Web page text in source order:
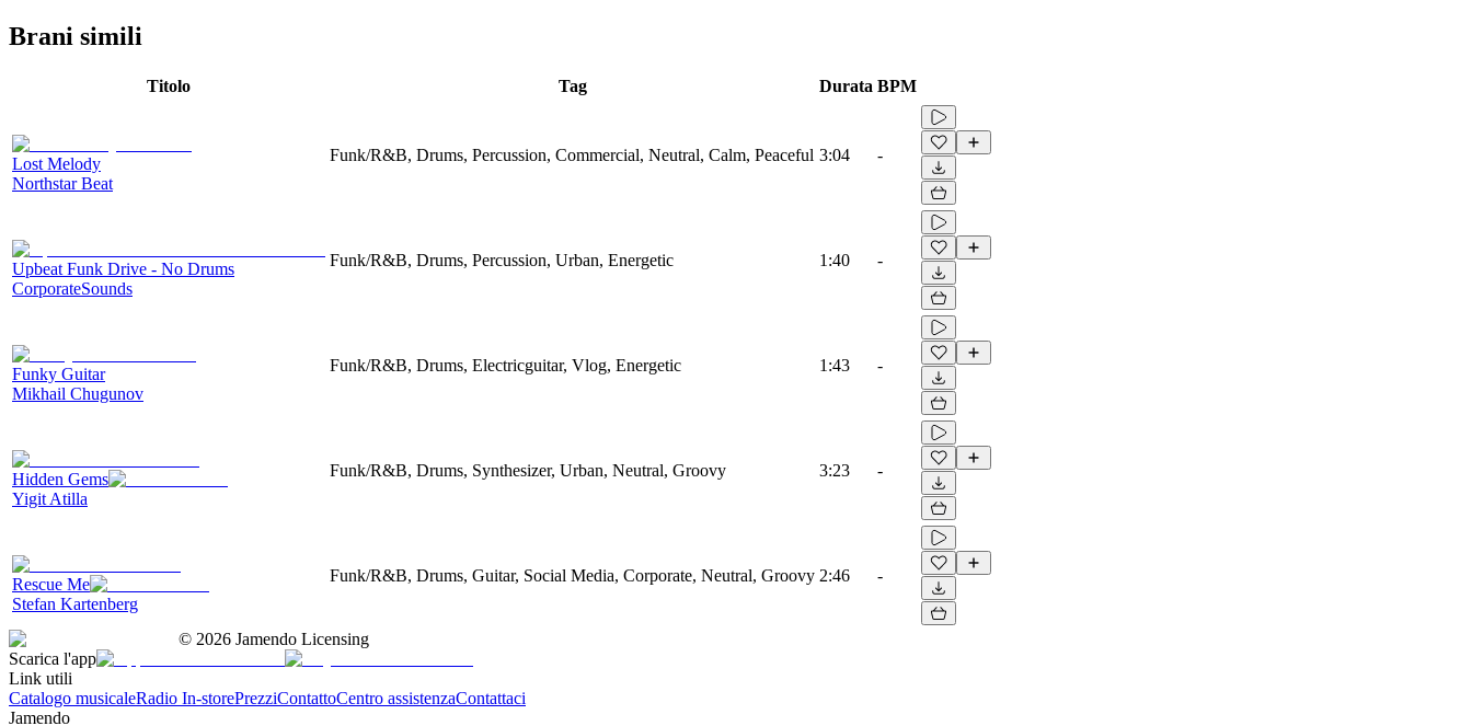
Brani simili
Titolo Tag Durata BPM
Lost Melody
Northstar Beat
Funk/R&B, Drums, Percussion, Commercial, Neutral, Calm, Peaceful 3:04 -
Upbeat Funk Drive - No Drums
CorporateSounds
Funk/R&B, Drums, Percussion, Urban, Energetic 1:40 -
Funky Guitar
Mikhail Chugunov
Funk/R&B, Drums, Electricguitar, Vlog, Energetic 1:43 -
Hidden Gems
Yigit Atilla
Funk/R&B, Drums, Synthesizer, Urban, Neutral, Groovy 3:23 -
Rescue Me
Stefan Kartenberg
Funk/R&B, Drums, Guitar, Social Media, Corporate, Neutral, Groovy 2:46 -
© 2026 Jamendo Licensing
Scarica l'app
Link utili
Catalogo musicaleRadio In-storePrezziContattoCentro assistenzaContattaci
Jamendo